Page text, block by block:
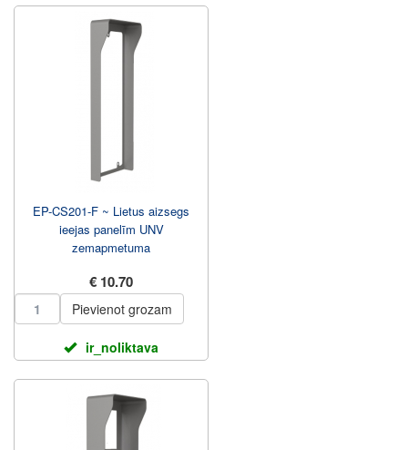
EP-CS201-F ~ Lietus aizsegs
ieejas panelīm UNV
zemapmetuma
€ 10.70
Pievienot grozam
ir_noliktava